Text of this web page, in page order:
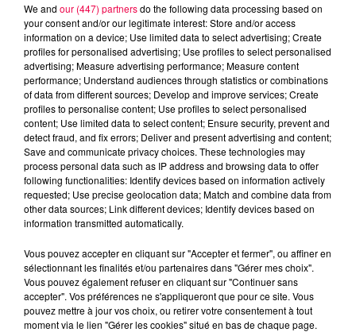
podcasts/2024/02/Les-Infos-People-du-jeudi-08-
fevrier.mp3
We and our (447) partnersdo the following data processing based on
your consent and/or our legitimate interest: Store and/or access
information on a device; Use limited data to select advertising; Create
profiles for personalised advertising; Use profiles to select personalised
advertising; Measure advertising performance; Measure content
performance; Understand audiences through statistics or combinations
of data from different sources; Develop and improve services; Create
profiles to personalise content; Use profiles to select personalised
content; Use limited data to select content; Ensure security, prevent and
detect fraud, and fix errors; Deliver and present advertising and content;
Save and communicate privacy choices. These technologies may
process personal data such as IP address and browsing data to offer
following functionalities: Identify devices based on information actively
requested; Use precise geolocation data; Match and combine data from
other data sources; Link different devices; Identify devices based on
information transmitted automatically.
Vous pouvez accepter en cliquant sur "Accepter et fermer", ou affiner en
sélectionnant les finalités et/ou partenaires dans "Gérer mes choix".
Vous pouvez également refuser en cliquant sur "Continuer sans
accepter". Vos préférences ne s'appliqueront que pour ce site. Vous
pouvez mettre à jour vos choix, ou retirer votre consentement à tout
moment via le lien "Gérer les cookies" situé en bas de chaque page.